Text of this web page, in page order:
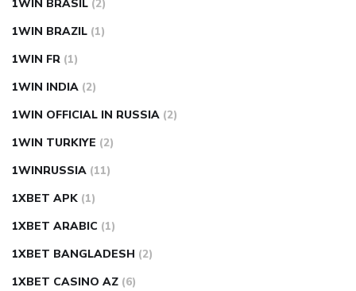
1WIN BRASIL (2)
1WIN BRAZIL (1)
1WIN FR (1)
1WIN INDIA (2)
1WIN OFFICIAL IN RUSSIA (2)
1WIN TURKIYE (2)
1WINRUSSIA (11)
1XBET APK (1)
1XBET ARABIC (1)
1XBET BANGLADESH (2)
1XBET CASINO AZ (6)